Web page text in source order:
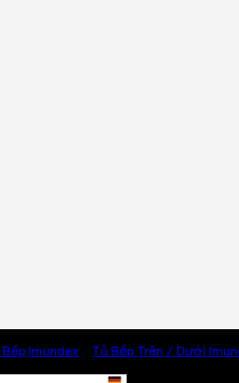
Imundex
Tủ Bếp Trên / Dưới